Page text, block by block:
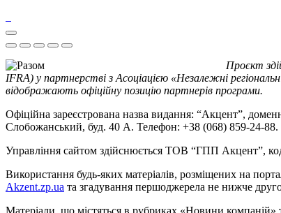
Проєкт
IFRA) у партнерстві з Асоціацією «Незалежні
відображають офіційну позицію партнерів програми.
Офіційна зареєстрована назва видання: “Акцент”,
Слобожанський, буд. 40 А. Телефон: +38 (068) 859-24-
Управління сайтом здійснюється ТОВ “ГПП Акцент”,
Використання будь-яких матеріалів, розміщених на
Akzent.zp.ua та згадування першоджерела не нижче